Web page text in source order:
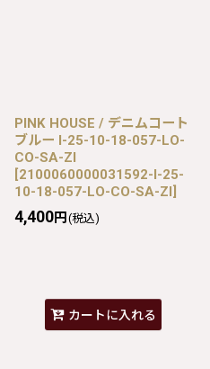
PINK HOUSE / デニムコート
ブルー I-25-10-18-057-LO-
CO-SA-ZI
[2100060000031592-I-25-
10-18-057-LO-CO-SA-ZI]
4,400円 (税込)
カートに入れる